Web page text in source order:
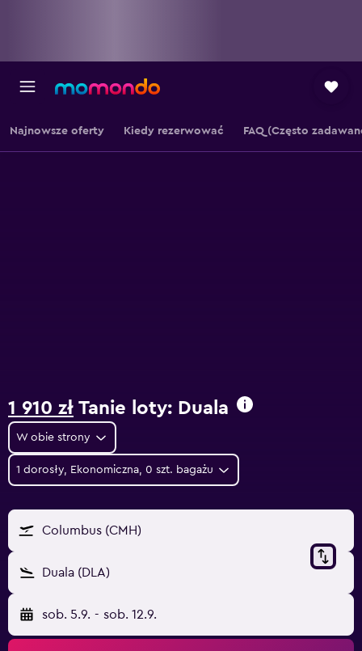
Najnowsze oferty Kiedy rezerwować FAQ (Często
1 910 zł Tanie loty: Duala
W obie strony
1 dorosły, Ekonomiczna, 0 szt. bagażu
Columbus (CMH)
Duala (DLA)
sob. 5.9. - sob. 12.9.